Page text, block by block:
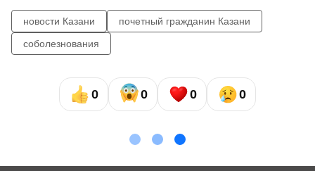
новости Казани
почетный гражданин Казани
соболезнования
0 0 0 0